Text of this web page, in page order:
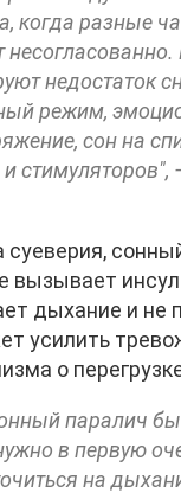
когда разные
недостаток
режим,
сон на
и стимуляторов",
вызывает
дыхание и не
усилить
о
паралич
в первую
на